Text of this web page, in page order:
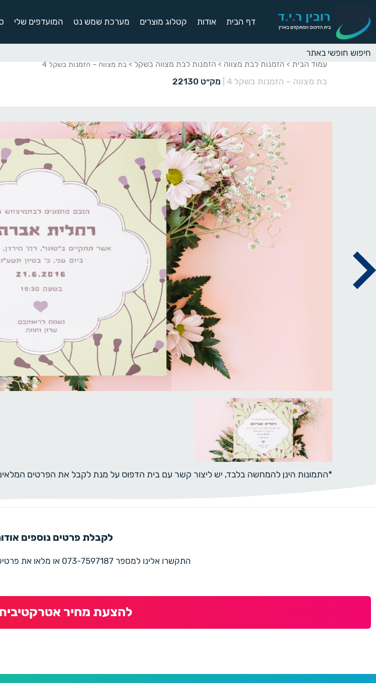
דף הבית אודות קטלוג מוצרים מערכת שמש נט המועדפים שלי
עמוד הבית > הזמנות לבת מצווה > הזמנות לבת מצווה בשקל > בת מצווה – הזמנות בשקל 4
בת מצווה – הזמנות בשקל 4 מק״ט 22130
*התמונות הינן להמחשה בלבד, יש ליצור קשר עם בית הדפוס על מנת לקבל את הפרטים
לקבלת פרטים נוספים
התקשרו אלינו למספר 073-7597187 או מלאו את פרטיכם בטופס צור קשר ונחזור בהקדם
להצעת מחיר